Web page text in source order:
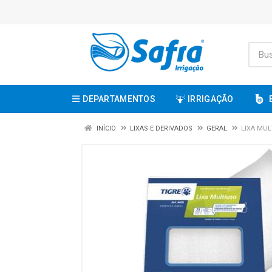
DEPARTAMENTOS IRRIGAÇÃO
INÍCIO LIXAS E DERIVADOS GERAL LIXA